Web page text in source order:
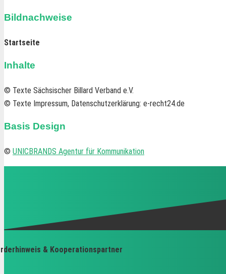
Bildnachweise
Startseite
Inhalte
© Texte Sächsischer Billard Verband e.V.
© Texte Impressum, Datenschutzerklärung: e-recht24.de
Basis Design
© UNICBRANDS Agentur für Kommunikation
& Kooperationspartner